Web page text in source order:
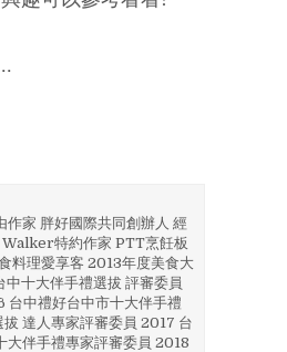
作家 胖好國際共同創辦人 經
Walker特約作家 PTT烹飪板
料理愛享客 2013年度美食大
十大伴手禮選拔 評審委員
台中禮好台中市十大伴手禮
達人專家評審委員 2017 台
大伴手禮專家評審委員 2018